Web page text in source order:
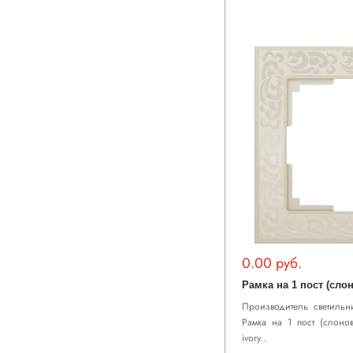
0.00 руб.
Производитель
Рамка на 1 пост
ivory..